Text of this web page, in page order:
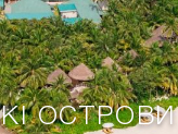
ОСТРОВИ